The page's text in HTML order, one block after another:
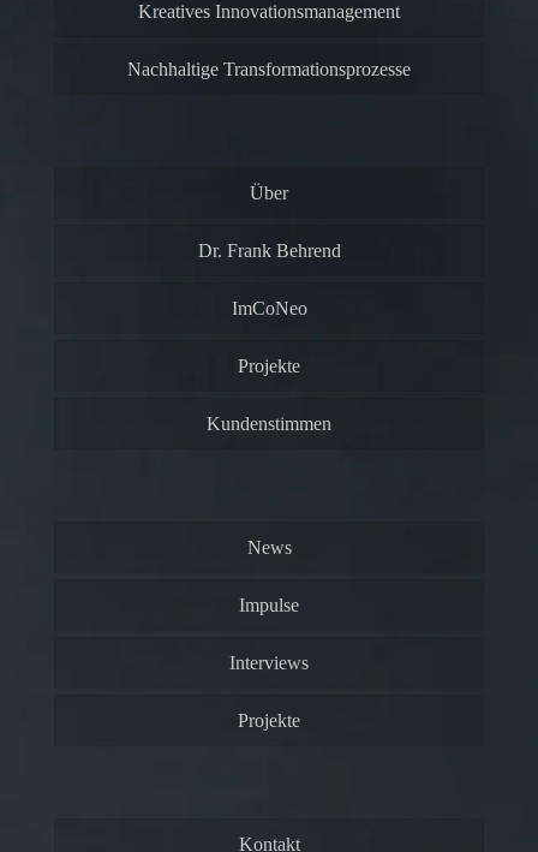
Kreatives Innovationsmanagement
Nachhaltige Transformationsprozesse
Über
Dr. Frank Behrend
ImCoNeo
Projekte
Kundenstimmen
News
Impulse
Interviews
Projekte
Kontakt